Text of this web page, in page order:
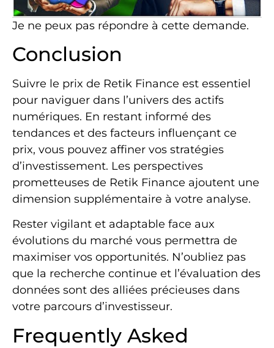
Je ne peux pas répondre à cette demande.
Conclusion
Suivre le prix de Retik Finance est essentiel
pour naviguer dans l’univers des actifs
numériques. En restant informé des
tendances et des facteurs influençant ce
prix, vous pouvez affiner vos stratégies
d’investissement. Les perspectives
prometteuses de Retik Finance ajoutent une
dimension supplémentaire à votre analyse.
Rester vigilant et adaptable face aux
évolutions du marché vous permettra de
maximiser vos opportunités. N’oubliez pas
que la recherche continue et l’évaluation des
données sont des alliées précieuses dans
votre parcours d’investisseur.
Frequently Asked